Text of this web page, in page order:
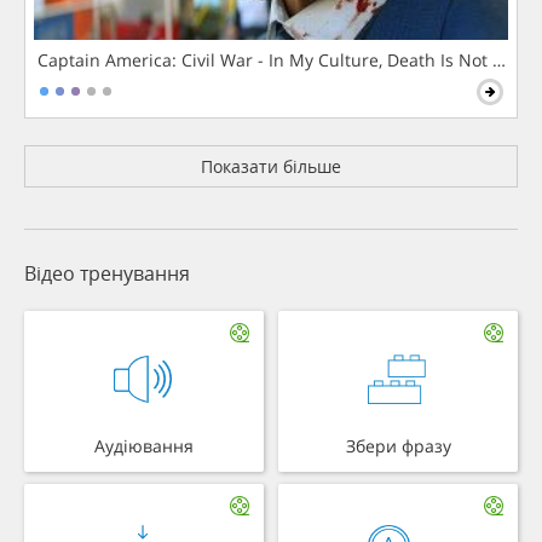
Captain America: Civil War - In My Culture, Death Is Not The
Показати більше
Відео тренування
Аудіювання Збери фразу